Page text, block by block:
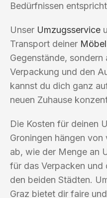
Bedürfnissen
Unser Umzugsservice
Transport deiner Möbel
Gegenstände,
Verpackung und den
kannst du dich ganz
neuen Zuhause
Die Kosten für deinen
Groningen hängen
ab, wie der Menge an
für das Verpacken und
den beiden Städten.
Graz bietet dir faire